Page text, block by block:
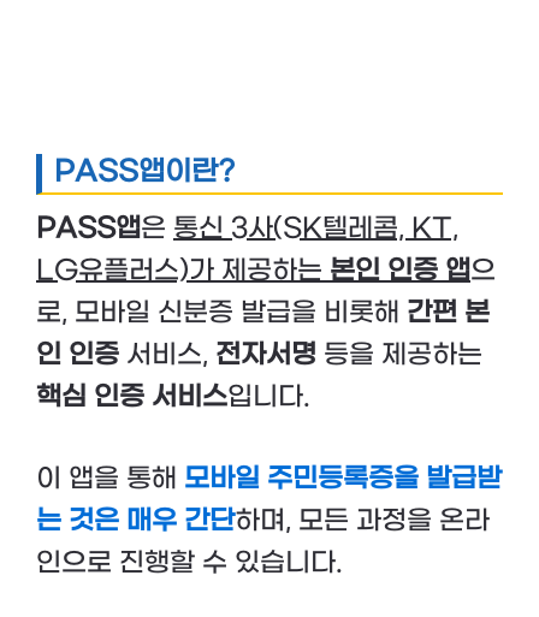
PASS앱이란?
PASS앱은 통신 3사(SK텔레콤, KT,
LG유플러스)가 제공하는 본인 인증 앱으
로, 모바일 신분증 발급을 비롯해 간편 본
인 인증 서비스, 전자서명 등을 제공하는
핵심 인증 서비스입니다.
이 앱을 통해 모바일 주민등록증을 발급받
는 것은 매우 간단하며, 모든 과정을 온라
인으로 진행할 수 있습니다.